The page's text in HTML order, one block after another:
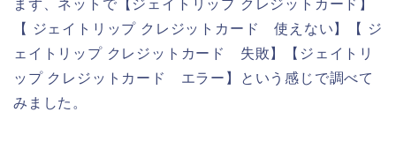
まず、ネットで【ジェイトリップ クレジットカード】
【 ジェイトリップ クレジットカード 使えない】【 ジ
ェイトリップ クレジットカード 失敗】【ジェイトリ
ップ クレジットカード エラー】という感じで調べて
みました。